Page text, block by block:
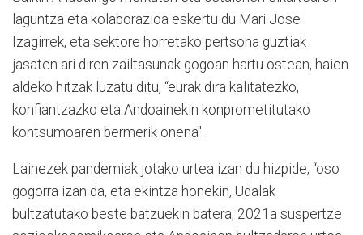
laguntza eta kolaborazioa eskertu du Mari Jose
Izagirrek, eta sektore horretako pertsona guztiak
jasaten ari diren zailtasunak gogoan hartu ostean, haien
aldeko hitzak luzatu ditu, “eurak dira kalitatezko,
konfiantzazko eta Andoainekin konprometitutako
kontsumoaren bermerik onena".
Lainezek pandemiak jotako urtea izan du hizpide, “oso
gogorra izan da, eta ekintza honekin, Udalak
bultzatutako beste batzuekin batera, 2021a suspertze